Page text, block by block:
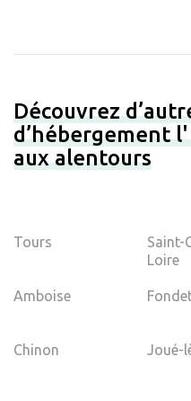
Découvrez
d’hébergement
aux alentours
Tours
Saint-
Loire
Amboise
Chinon Joué-